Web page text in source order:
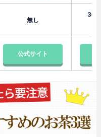
無し
30
公式サイト